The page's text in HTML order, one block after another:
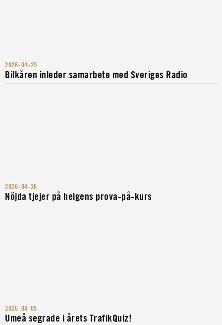
2026-04-29
Bilkåren inleder samarbete med Sveriges Radio
2026-04-26
Nöjda tjejer på helgens prova-på-kurs
2026-04-05
Umeå segrade i årets TrafikQuiz!